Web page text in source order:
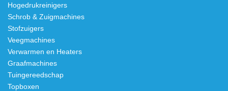
Hogedrukreinigers
Schrob & Zuigmachines
Stofzuigers
Veegmachines
Verwarmen en Heaters
Graafmachines
Tuingereedschap
Topboxen